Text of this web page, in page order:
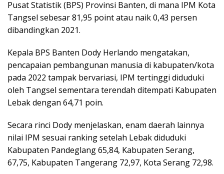
Pusat Statistik (BPS) Provinsi Banten, di mana IPM Kota
Tangsel sebesar 81,95 point atau naik 0,43 persen
dibandingkan 2021.
Kepala BPS Banten Dody Herlando mengatakan,
pencapaian pembangunan manusia di kabupaten/kota
pada 2022 tampak bervariasi, IPM tertinggi diduduki
oleh Tangsel sementara terendah ditempati Kabupaten
Lebak dengan 64,71 poin.
Secara rinci Dody menjelaskan, enam daerah lainnya
nilai IPM sesuai ranking setelah Lebak diduduki
Kabupaten Pandeglang 65,84, Kabupaten Serang,
67,75, Kabupaten Tangerang 72,97, Kota Serang 72,98.